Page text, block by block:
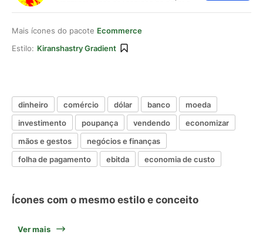
Mais ícones do pacote Ecommerce
Estilo: Kiranshastry Gradient
dinheiro comércio dólar banco
moeda
investimento
poupança vendendo
economizar
mãos e gestos
negócios e finanças
folha de pagamento
ebitda economia de custo
Ícones com o mesmo estilo e conceito
Ver mais